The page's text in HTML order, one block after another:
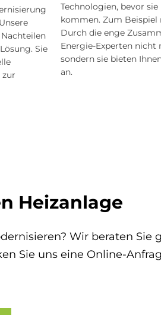
Sie
Technologien, bevor
kommen. Zum
Durch die enge
Energie-Experten
sondern sie bieten
an.
Heizanlage
Wir beraten Sie
Sie uns eine Online-